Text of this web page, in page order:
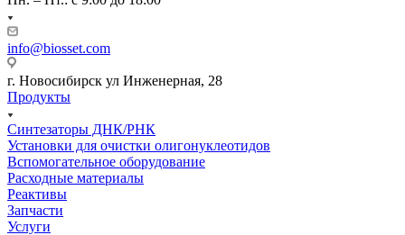
info@biosset.com
г. Новосибирск ул Инженерная, 28
Продукты
Синтезаторы ДНК/РНК
Установки для очистки олигонуклеотидов
Вспомогательное оборудование
Расходные материалы
Реактивы
Запчасти
Услуги